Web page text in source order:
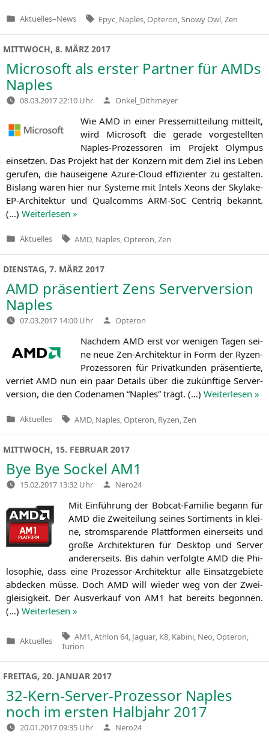
Veröffentlicht
Aktuelles–News Tags:
Epyc Naples Opteron Snowy Owl Zen
MITTWOCH, 8. MÄRZ 2017
Microsoft als erster Partner für AMDs
Naples
08.03.2017 22:10 Uhr Verfasst
von
Onkel_Dithmeyer
WieAMD in einer Pres­se­mit­tei­lung mit­teilt,
wird Micro­soft die gera­de vor­ge­stell­ten
Nap­les-Pro­zes­so­ren im Pro­jekt Olym­pus
ein­set­zen. Das Pro­jekt hat der Kon­zern mit dem Ziel ins Leben
geru­fen, die haus­ei­ge­ne Azu­re-Cloud effi­zi­en­ter zu gestal­ten.
Bis­lang waren hier nur Sys­te­me mit Intels Xeons der Sky­la­ke-
EP-Archi­tek­tur und Qual­comms ARM-SoC Cen­triq bekannt.
(…) Wei­ter­le­sen »
Veröffentlicht
Aktuelles Tags:
AMD Naples Opteron Zen
DIENSTAG, 7. MÄRZ 2017
AMD präsentiert Zens Serverversion
Naples
07.03.2017 14:00 Uhr Verfasst
von
Opteron
Nach­dem AMD erst vor weni­gen Tagen sei­
ne neue Zen-Archi­tek­tur in Form der Ryzen-
Pro­zes­so­ren für Pri­vat­kun­den prä­sen­tier­te,
ver­rietAMD nun ein paar Details über die zukünf­ti­ge Ser­ver­
ver­si­on, die den Code­na­men “Nap­les” trägt. (…) Wei­ter­le­sen »
Veröffentlicht
Aktuelles Tags:
AMD Naples Opteron Ryzen Zen
MITTWOCH, 15. FEBRUAR 2017
Bye Bye Sockel AM1
15.02.2017 13:32 Uhr Verfasst
von
Nero24
Mit Ein­füh­rung der Bob­cat-Fami­lie begann für
AMD die Zwei­tei­lung sei­nes Sor­ti­ments in klei­
ne, strom­spa­ren­de Platt­for­men einer­seits und
gro­ße Archi­tek­tu­ren für Desk­top und Ser­ver
ande­rer­seits. Bis dahin ver­folg­te AMD die Phi­
lo­so­phie, dass eine Pro­zes­sor-Archi­tek­tur alle Ein­satz­ge­bie­te
abde­cken müs­se. DochAMD will wie­der weg von der Zwei­
glei­sig­keit. Der Aus­ver­kauf von AM1 hat bereits begon­nen.
(…) Wei­ter­le­sen »
Veröffentlicht
Aktuelles
Tags:
AM1 Athlon 64 Jaguar K8 Kabini Neo Opteron
Turion
FREITAG, 20. JANUAR 2017
32-Kern-Server-Prozessor Naples
noch im ersten Halbjahr 2017
20.01.2017 09:35 Uhr Verfasst
von
Nero24